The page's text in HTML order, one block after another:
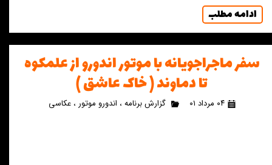
ادامه مطلب
سفر ماجراجویانه با موتور اندورو از علمکوه
تا دماوند ( خاک عاشق )
۰۴ مرداد ۰۱ گزارش برنامه، اندورو موتور ، عکاسی